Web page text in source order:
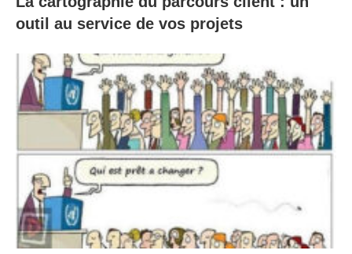
outil au service de vos projets